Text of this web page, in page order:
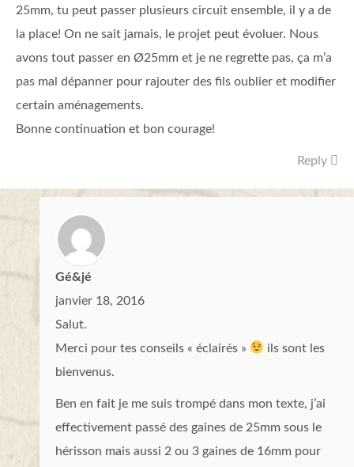
25mm, tu peut passer plusieurs circuit ensemble, il y a de
la place! On ne sait jamais, le projet peut évoluer. Nous
avons tout passer en Ø25mm et je ne regrette pas, ça m’a
pas mal dépanner pour rajouter des fils oublier et modifier
certain aménagements.
Bonne continuation et bon courage!
Reply
Gé&jé
janvier 18, 2016
Salut.
Merci pour tes conseils « éclairés »
ils sont les
bienvenus.
Ben en fait je me suis trompé dans mon texte, j’ai
effectivement passé des gaines de 25mm sous le
hérisson mais aussi 2 ou 3 gaines de 16mm pour